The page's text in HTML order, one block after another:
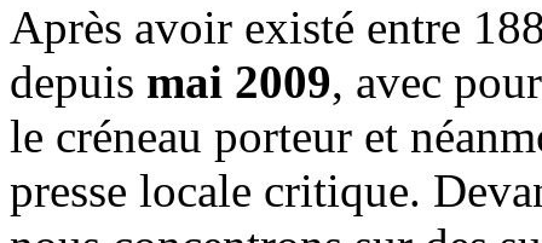
Après avoir existé entre
depuis mai 2009, avec
le créneau porteur et
presse locale critique.